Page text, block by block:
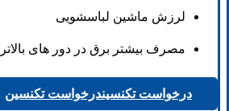
لرزش ماشین لباسشویی
مصرف بیشتر برق در دور های بالاتر
درخواست تکنسیندرخواست تکنسین